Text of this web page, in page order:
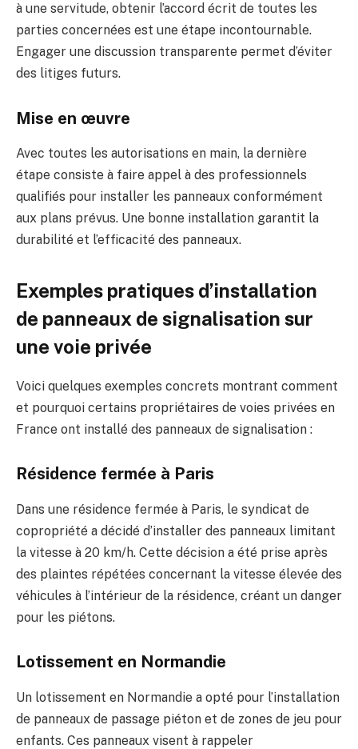
à une servitude, obtenir l’accord écrit de toutes les
parties concernées est une étape incontournable.
Engager une discussion transparente permet d’éviter
des litiges futurs.
Mise en œuvre
Avec toutes les autorisations en main, la dernière
étape consiste à faire appel à des professionnels
qualifiés pour installer les panneaux conformément
aux plans prévus. Une bonne installation garantit la
durabilité et l’efficacité des panneaux.
Exemples pratiques d’installation
de panneaux de signalisation sur
une voie privée
Voici quelques exemples concrets montrant comment
et pourquoi certains propriétaires de voies privées en
France ont installé des panneaux de signalisation :
Résidence fermée à Paris
Dans une résidence fermée à Paris, le syndicat de
copropriété a décidé d’installer des panneaux limitant
la vitesse à 20 km/h. Cette décision a été prise après
des plaintes répétées concernant la vitesse élevée des
véhicules à l’intérieur de la résidence, créant un danger
pour les piétons.
Lotissement en Normandie
Un lotissement en Normandie a opté pour l’installation
de panneaux de passage piéton et de zones de jeu pour
enfants. Ces panneaux visent à rappeler